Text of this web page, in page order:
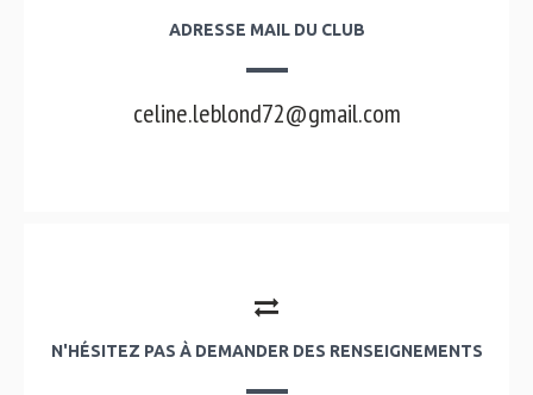
ADRESSE MAIL DU CLUB
celine.leblond72@gmail.com
N'HÉSITEZ PAS À DEMANDER DES RENSEIGNEMENTS